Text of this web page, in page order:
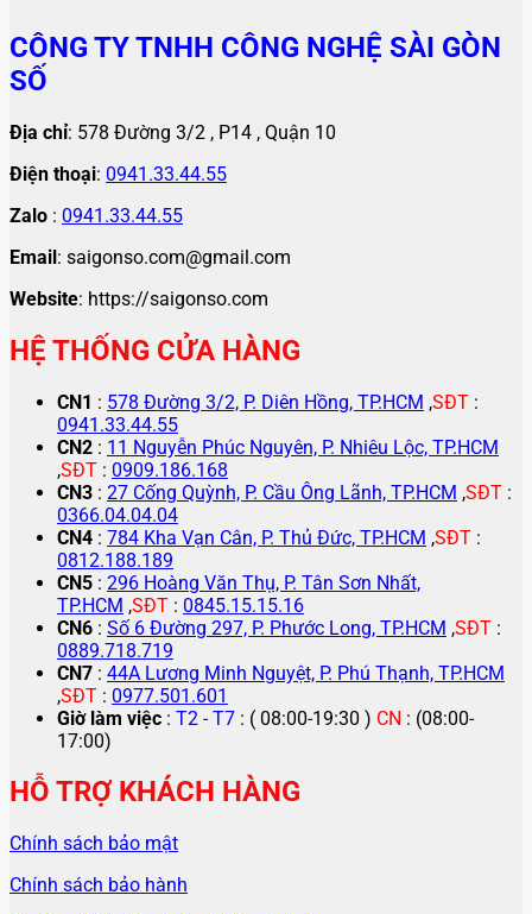
CÔNG TY TNHH CÔNG NGHỆ SÀI GÒN
SỐ
Địa chỉ: 578 Đường 3/2 , P14 , Quận 10
Điện thoại: 0941.33.44.55
Zalo : 0941.33.44.55
Email: saigonso.com@gmail.com
Website: https://saigonso.com
HỆ THỐNG CỬA HÀNG
CN1 : 578 Đường 3/2, P. Diên Hồng, TP.HCM ,SĐT :
0941.33.44.55
CN2 : 11 Nguyễn Phúc Nguyên, P. Nhiêu Lộc, TP.HCM
,SĐT : 0909.186.168
CN3 : 27 Cống Quỳnh, P. Cầu Ông Lãnh, TP.HCM ,SĐT :
0366.04.04.04
CN4 : 784 Kha Vạn Cân, P. Thủ Đức, TP.HCM ,SĐT :
0812.188.189
CN5 : 296 Hoàng Văn Thụ, P. Tân Sơn Nhất,
TP.HCM ,SĐT : 0845.15.15.16
CN6 : Số 6 Đường 297, P. Phước Long, TP.HCM ,SĐT :
0889.718.719
CN7 : 44A Lương Minh Nguyệt, P. Phú Thạnh, TP.HCM
,SĐT : 0977.501.601
Giờ làm việc : T2 - T7 : ( 08:00-19:30 ) CN : (08:00-
17:00)
HỖ TRỢ KHÁCH HÀNG
Chính sách bảo mật
Chính sách bảo hành